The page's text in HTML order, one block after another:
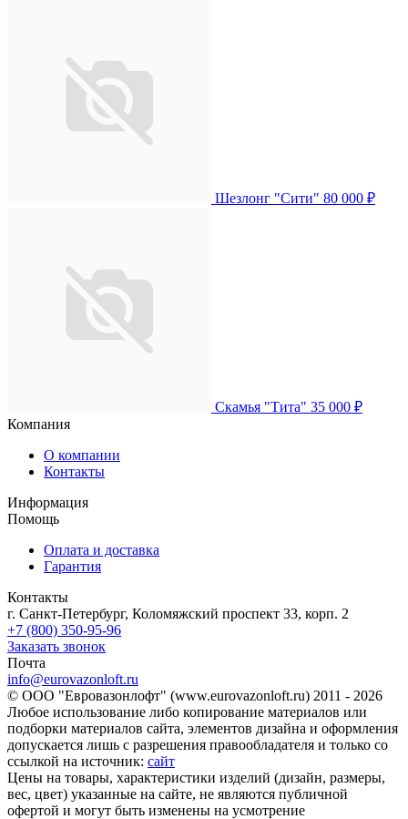
Шезлонг "Сити" 80 000 ₽
Скамья "Тита" 35 000 ₽
Компания
О компании
Контакты
Информация
Помощь
Оплата и доставка
Гарантия
Контакты
г. Санкт-Петербург, Коломяжский проспект 33, корп. 2
+7 (800) 350-95-96
Заказать звонок
Почта
info@eurovazonloft.ru
© ООО "Евровазонлофт" (www.eurovazonloft.ru) 2011 - 2026
Любое использование либо копирование материалов или
подборки материалов сайта, элементов дизайна и оформления
допускается лишь с разрешения правообладателя и только со
ссылкой на источник: сайт
Цены на товары, характеристики изделий (дизайн, размеры,
вес, цвет) указанные на сайте, не являются публичной
офертой и могут быть изменены на усмотрение